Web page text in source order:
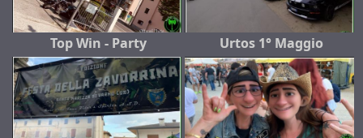
Top Win - Party Urtos 1° Maggio